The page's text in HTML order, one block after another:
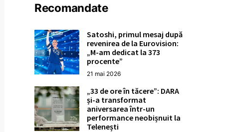
Recomandate
Satoshi, primul mesaj după
revenirea de la Eurovision:
„M-am dedicat la 373
procente”
21 mai 2026
„33 de ore în tăcere”: DARA
și-a transformat
aniversarea într-un
performance neobișnuit la
Telenești